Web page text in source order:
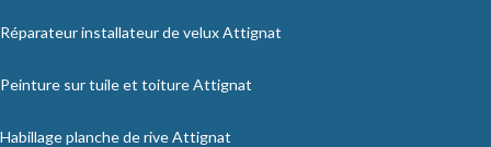
Réparateur installateur de velux Attignat
Peinture sur tuile et toiture Attignat
Habillage planche de rive Attignat